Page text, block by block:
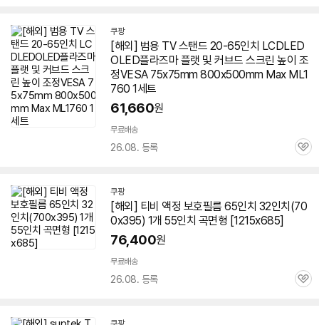
쿠팡
[해외] 범용 TV스탠드 20-65인치 LCDLED
OLED플라즈마 플랫 및 커브드 스크린 높이 조
정VESA 75x75mm 800x500mm Max ML1
760 1세트
61,660원
무료배송
26.08. 등록
관
쿠팡
[해외] 티비 액정 보호필름 65인치 32인치(70
0x395) 1개 55인치 곡면형 [1215x685]
76,400원
무료배송
26.08. 등록
관